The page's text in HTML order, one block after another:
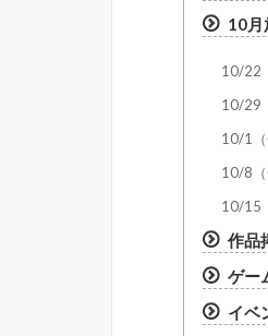
10月
10/22
10/29
10/1
10/8
10/15
作品
ゲー
イベ